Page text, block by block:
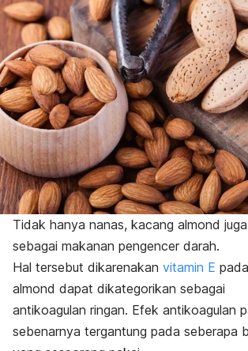
Tidak hanya nanas, kacang almond
sebagai makanan pengencer darah.
Hal tersebut dikarenakan vitamin E
almond dapat dikategorikan sebagai
antikoagulan ringan. Efek antikoagulan
sebenarnya tergantung pada seberapa